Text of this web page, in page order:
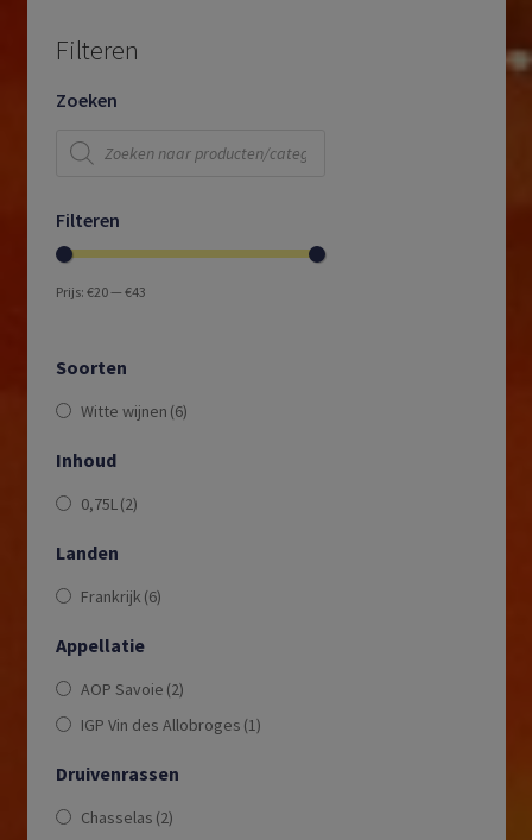
Filteren
Zoeken
Producten
zoeken
Filteren
Prijs: €20— €43
Soorten
Witte wijnen (6)
Inhoud
0,75L(2)
Landen
Frankrijk (6)
Appellatie
AOP Savoie (2)
IGP Vin des Allobroges (1)
Druivenrassen
Chasselas (2)